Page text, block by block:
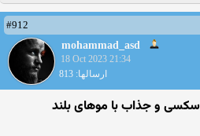
#912
mohammad_asd
18 Oct 2023 21:34
ارسالها: 813
سکسی و جذاب با موهای بلند